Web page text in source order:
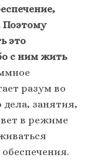
Поэтому
это
с ним жить
разум во
занятия,
в режиме